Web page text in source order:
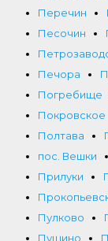
Перечин
Песочин
Печора
Погребище
Покровское
Полтава
пос. Вешки
Прилуки
Пулково
Пущино